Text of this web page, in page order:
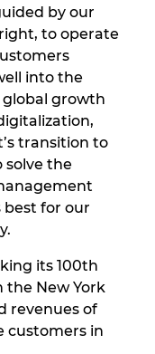
by our
to operate
into the
growth
transition to
solve the
best for our
its 100th
the New York
revenues of
customers in